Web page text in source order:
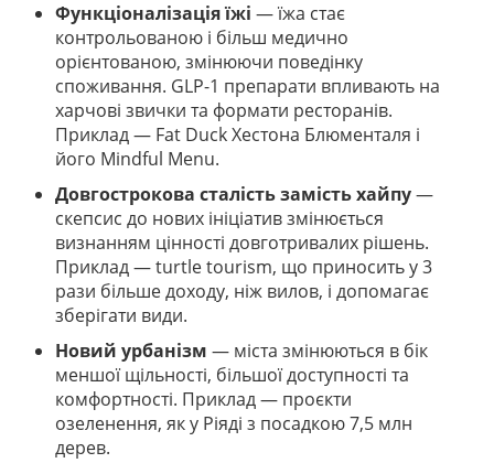
Функціоналізація їжі — їжа стає
контрольованою і більш медично
орієнтованою, змінюючи поведінку
споживання. GLP-1 препарати впливають на
харчові звички та формати ресторанів.
Приклад — Fat Duck Хестона Блюменталя і
його Mindful Menu.
Довгострокова сталість замість хайпу—
скепсис до нових ініціатив змінюється
визнанням цінності довготривалих рішень.
Приклад — turtle tourism, що приносить у 3
рази більше доходу, ніж вилов, і допомагає
зберігати види.
Новий урбанізм — міста змінюються в бік
меншої щільності, більшої доступності та
комфортності. Приклад — проєкти
озеленення, як у Ріяді з посадкою 7,5 млн
дерев.